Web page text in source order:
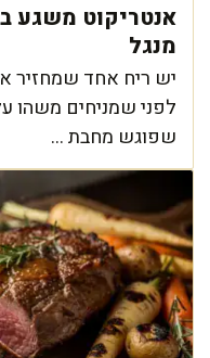
מנגל
יש ריח אחד שמחזיר
לפני שמניחים משהו
שפוגש מחבת ...